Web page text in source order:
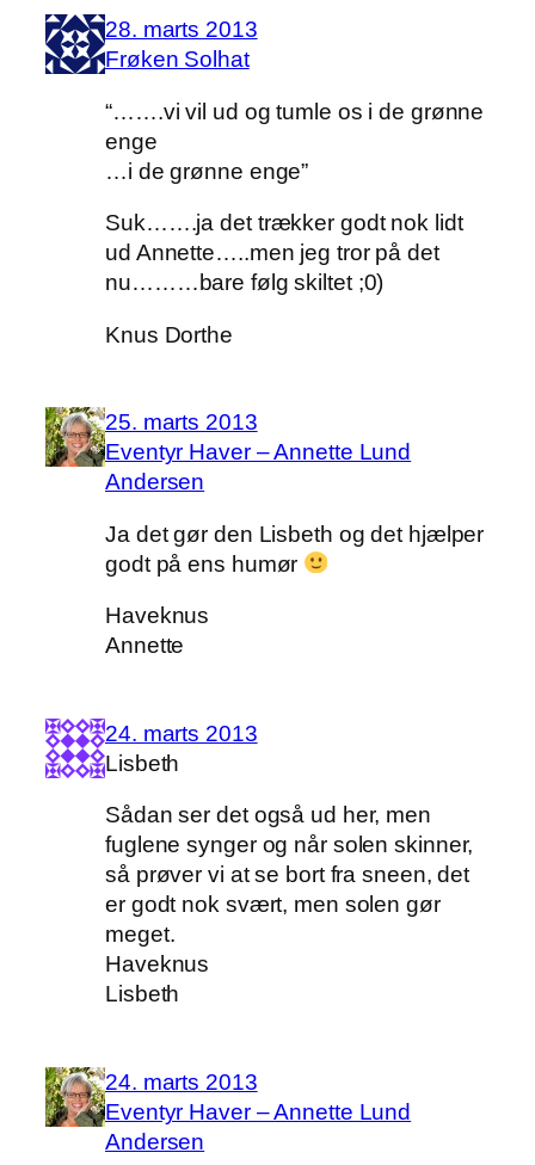
28. marts 2013
Frøken Solhat
“…….vi vil ud og tumle os i de grønne
enge
…i de grønne enge”
Suk…….ja det trækker godt nok lidt
ud Annette…..men jeg tror på det
nu………bare følg skiltet ;0)
Knus Dorthe
25. marts 2013
Eventyr Haver – Annette Lund
Andersen
Ja det gør den Lisbeth og det hjælper
godt på ens humør
Haveknus
Annette
24. marts 2013
Lisbeth
Sådan ser det også ud her, men
fuglene synger og når solen skinner,
så prøver vi at se bort fra sneen, det
er godt nok svært, men solen gør
meget.
Haveknus
Lisbeth
24. marts 2013
Eventyr Haver – Annette Lund
Andersen